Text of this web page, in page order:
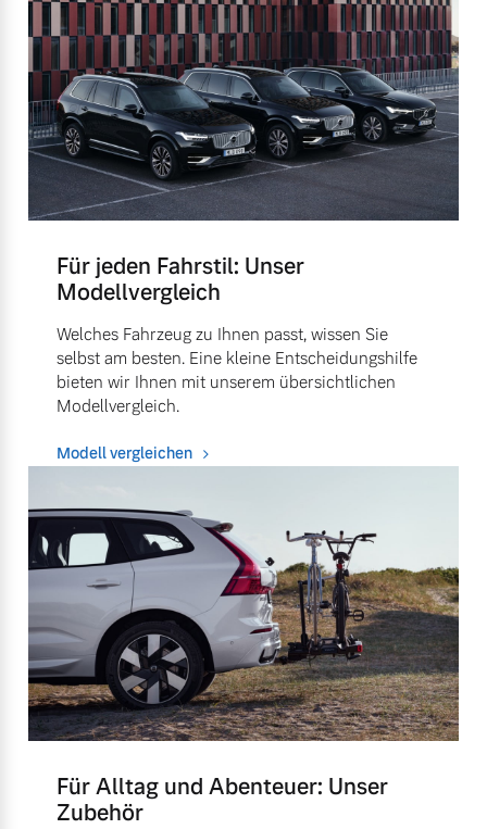
Für jeden Fahrstil: Unser
Modellvergleich
Welches Fahrzeug zu Ihnen passt, wissen Sie
selbst am besten. Eine kleine Entscheidungshilfe
bieten wir Ihnen mit unserem übersichtlichen
Modellvergleich.
Modell vergleichen
Für Alltag und Abenteuer: Unser
Zubehör